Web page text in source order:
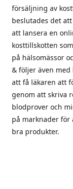
försäljning av
beslutades det
att lansera en
kosttillskotten
på hälsomässor
& följer även
att få läkaren att
genom att skriva
blodprover och
på marknader för
bra produkter.